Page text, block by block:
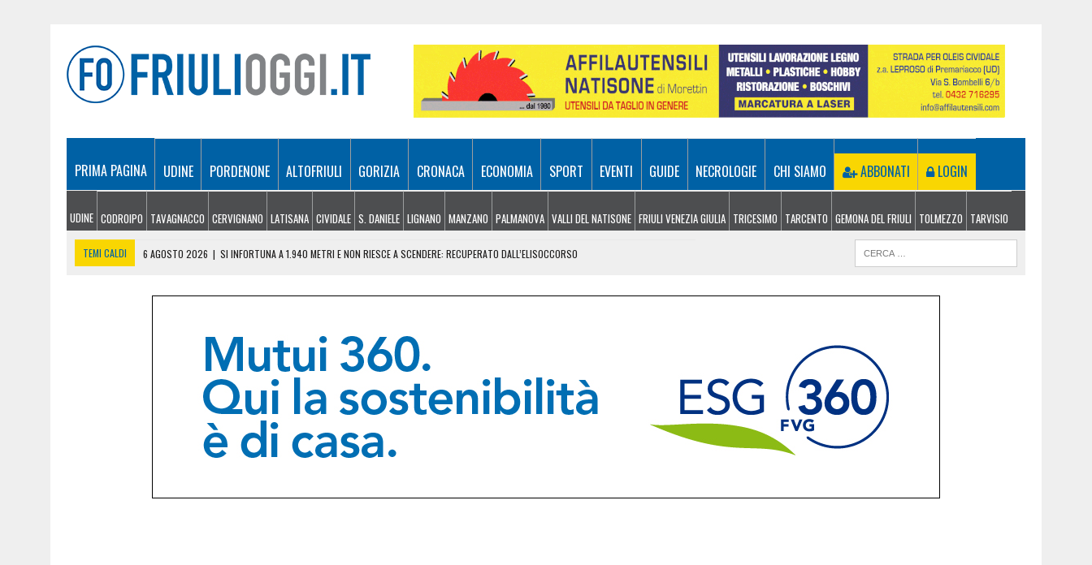
PRIMA PAGINA UDINE PORDENONE ALTOFRIULI GORIZIA CRONACA ECONOMIA SPORT EVENTI GUIDE NECROLOGIE CHI SIAMO ABBONATI LOGIN
UDINE CODROIPO TAVAGNACCO CERVIGNANO LATISANA CIVIDALE S. DANIELE LIGNANO MANZANO PALMANOVA VALLI DEL NATISONE FRIULI VENEZIA GIULIA TRICESIMO TARCENTO GEMONA DEL FRIULI TOLMEZZO TARVISIO
TEMI CALDI 6 AGOSTO 2026 | SI INFORTUNA A 1.940 METRI E NON RIESCE A SCENDERE: RECUPERATO DALL’ELISOCCORSO
CALDO RECORD IN FRIULI: 41 GRADI NEL CIVIDALESE, ARRIVANO I TEMPORALI MA NON BASTA
SAPPADA CELEBRA SANT’OSVALDO: TRE GIORNI DI FESTA TRA CORSA, MUSICA E TRADIZIONE